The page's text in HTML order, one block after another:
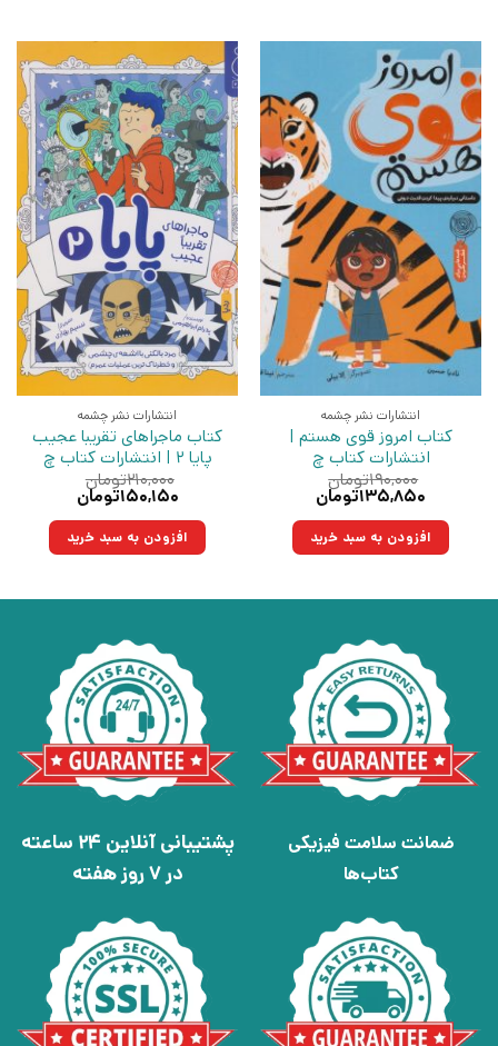
انتشارات نشر چشمه
کتاب امروز قوی هستم |
انتشارات کتاب چ
۱۹۰,۰۰۰تومان
قیمت
۱۹۰,۰۰۰تومان
بود.
۱۳۵,۸۵۰تومان
۱۳۵,۸۵۰تومان.افزودن به سبد خرید
انتشارات نشر چشمه
کتاب ماجراهای تقریبا عجیب
پایا 2 | انتشارات کتاب چ
۲۱۰,۰۰۰تومان
قیمت
۲۱۰,۰۰۰تومان
بود.
۱۵۰,۱۵۰تومان
۱۵۰,۱۵۰تومان.افزودن به سبد خرید
ضمانت سلامت فیزیکی
کتاب‌ها
پشتیبانی آنلاین 24 ساعته
در 7 روز هفته